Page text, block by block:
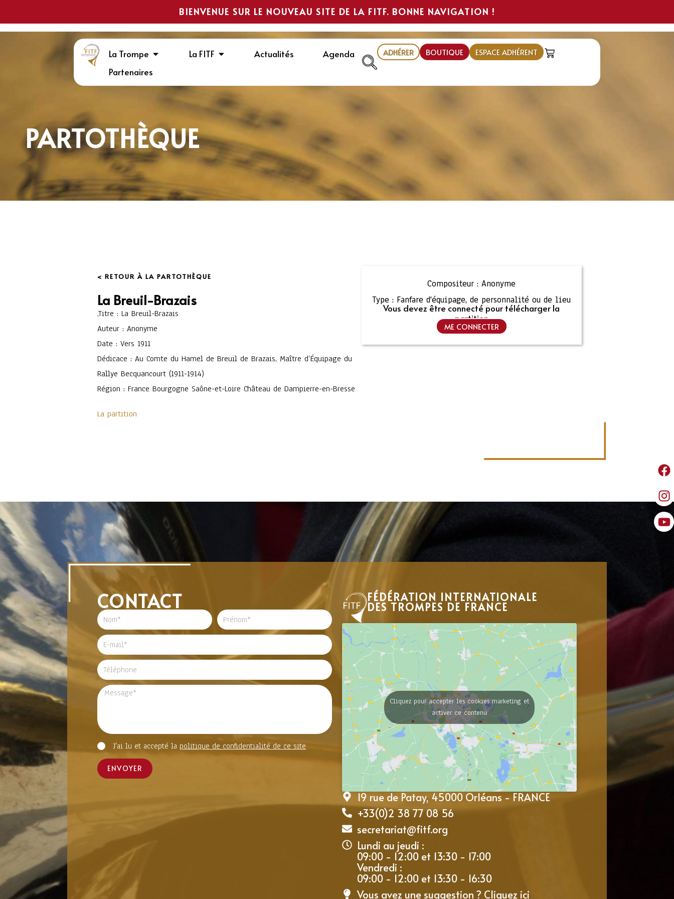
BIENVENUE SUR LE NOUVEAU SITE DE LA FITF. BONNE NAVIGATION !
La Trompe La FITF Actualités
Agenda
Partenaires
ADHÉRER BOUTIQUE ESPACE ADHÉRENT
PARTOTHÈQUE
< RETOUR À LA PARTOTHÈQUE
La Breuil-Brazais
,Titre : La Breuil-Brazais
Auteur : Anonyme
Date : Vers 1911
Dédicace : Au Comte du Hamel de Breuil de Brazais, Maître d’Équipage du
Rallye Becquancourt (1911-1914)
Région : France Bourgogne Saône-et-Loire Château de Dampierre-en-Bresse
La partition
Compositeur : Anonyme
Type : Fanfare d'équipage, de personnalité ou de lieu
Vous devez être connecté pour télécharger la
partition
ME CONNECTER
CONTACT
J'ai lu et accepté la politique de confidentialité de ce site
ENVOYER
FÉDÉRATION INTERNATIONALE
DES TROMPES DE FRANCE
Cliquez pour accepter les cookies marketing et
activer ce contenu
19 rue de Patay, 45000 Orléans - FRANCE
+33(0)2 38 77 08 56
secretariat@fitf.org
Lundi au jeudi :
09:00 - 12:00 et 13:30 - 17:00
Vendredi :
09:00 - 12:00 et 13:30 - 16:30
Vous avez une suggestion ? Cliquez ici